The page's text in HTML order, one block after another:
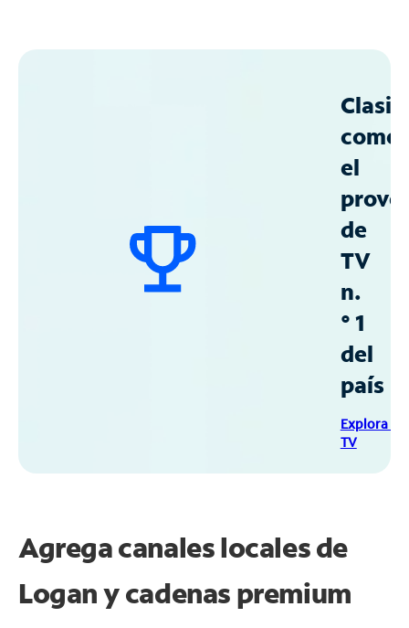
como
el
de
TV
n.
° 1
del
país
Explora
TV
Agrega canales locales de
Logan y cadenas premium